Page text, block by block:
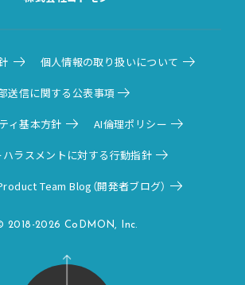
個人情報の取り扱いについて
送信に関する公表事項
ィ基本方針 AI倫理ポリシー
ハラスメントに対する行動指針
Team Blog（開発者ブログ）
2018-2026 CoDMON, Inc.